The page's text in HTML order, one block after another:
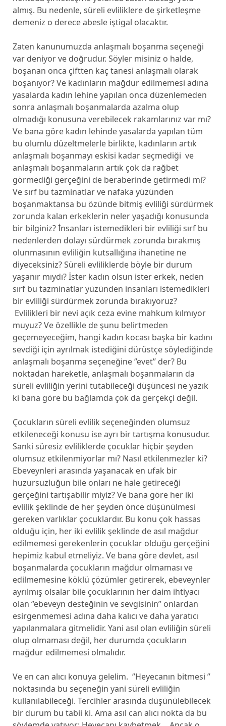
almış. Bu nedenle, süreli evliliklere de şirketleşme
demeniz o derece abesle iştigal olacaktır.
Zaten kanunumuzda anlaşmalı boşanma seçeneği
var deniyor ve doğrudur. Söyler misiniz o halde,
boşanan onca çiftten kaç tanesi anlaşmalı olarak
boşanıyor? Ve kadınların mağdur edilmemesi adına
yasalarda kadın lehine yapılan onca düzenlemeden
sonra anlaşmalı boşanmalarda azalma olup
olmadığı konusuna verebilecek rakamlarınız var mı?
Ve bana göre kadın lehinde yasalarda yapılan tüm
bu olumlu düzeltmelerle birlikte, kadınların artık
anlaşmalı boşanmayı eskisi kadar seçmediği ve
anlaşmalı boşanmaların artık çok da rağbet
görmediği gerçeğini de beraberinde getirmedi mi?
Ve sırf bu tazminatlar ve nafaka yüzünden
boşanmaktansa bu özünde bitmiş evliliği sürdürmek
zorunda kalan erkeklerin neler yaşadığı konusunda
bir bilginiz? İnsanları istemedikleri bir evliliği sırf bu
nedenlerden dolayı sürdürmek zorunda bırakmış
olunmasının evliliğin kutsallığına ihanetine ne
diyeceksiniz? Süreli evliliklerde böyle bir durum
yaşanır mıydı? İster kadın olsun ister erkek, neden
sırf bu tazminatlar yüzünden insanları istemedikleri
bir evliliği sürdürmek zorunda bırakıyoruz?
Evlilikleri bir nevi açık ceza evine mahkum kılmıyor
muyuz? Ve özellikle de şunu belirtmeden
geçemeyeceğim, hangi kadın kocası başka bir kadını
sevdiği için ayrılmak istediğini dürüstçe söylediğinde
anlaşmalı boşanma seçeneğine ‘’evet’’ der? Bu
noktadan hareketle, anlaşmalı boşanmaların da
süreli evliliğin yerini tutabileceği düşüncesi ne yazık
ki bana göre bu bağlamda çok da gerçekçi değil.
Çocukların süreli evlilik seçeneğinden olumsuz
etkileneceği konusu ise ayrı bir tartışma konusudur.
Sanki süresiz evliliklerde çocuklar hiçbir şeyden
olumsuz etkilenmiyorlar mı? Nasıl etkilenmezler ki?
Ebeveynleri arasında yaşanacak en ufak bir
huzursuzluğun bile onları ne hale getireceği
gerçeğini tartışabilir miyiz? Ve bana göre her iki
evlilik şeklinde de her şeyden önce düşünülmesi
gereken varlıklar çocuklardır. Bu konu çok hassas
olduğu için, her iki evlilik şeklinde de asıl mağdur
edilmemesi gerekenlerin çocuklar olduğu gerçeğini
hepimiz kabul etmeliyiz. Ve bana göre devlet, asıl
boşanmalarda çocukların mağdur olmaması ve
edilmemesine köklü çözümler getirerek, ebeveynler
ayrılmış olsalar bile çocuklarının her daim ihtiyacı
olan ‘’ebeveyn desteğinin ve sevgisinin’’ onlardan
esirgenmemesi adına daha kalıcı ve daha yaratıcı
yapılanmalara gitmelidir. Yani asıl olan evliliğin süreli
olup olmaması değil, her durumda çocukların
mağdur edilmemesi olmalıdır.
Ve en can alıcı konuya gelelim. ‘’Heyecanın bitmesi ’’
noktasında bu seçeneğin yani süreli evliliğin
kullanılabileceği. Tercihler arasında düşünülebilecek
bir durum bu tabii ki. Ama asıl can alıcı nokta da bu